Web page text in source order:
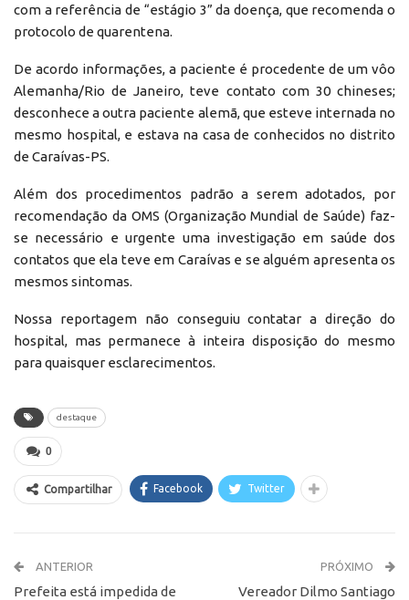
com a referência de “estágio 3” da doença, que recomenda o
protocolo de quarentena.
De acordo informações, a paciente é procedente de um vôo
Alemanha/Rio de Janeiro, teve contato com 30 chineses;
desconhece a outra paciente alemã, que esteve internada no
mesmo hospital, e estava na casa de conhecidos no distrito
de Caraívas-PS.
Além dos procedimentos padrão a serem adotados, por
recomendação da OMS (Organização Mundial de Saúde) faz-
se necessário e urgente uma investigação em saúde dos
contatos que ela teve em Caraívas e se alguém apresenta os
mesmos sintomas.
Nossa reportagem não conseguiu contatar a direção do
hospital, mas permanece à inteira disposição do mesmo
para quaisquer esclarecimentos.
destaque
0
Compartilhar Facebook Twitter
ANTERIOR
Prefeita está impedida de
PRÓXIMO
Vereador Dilmo Santiago